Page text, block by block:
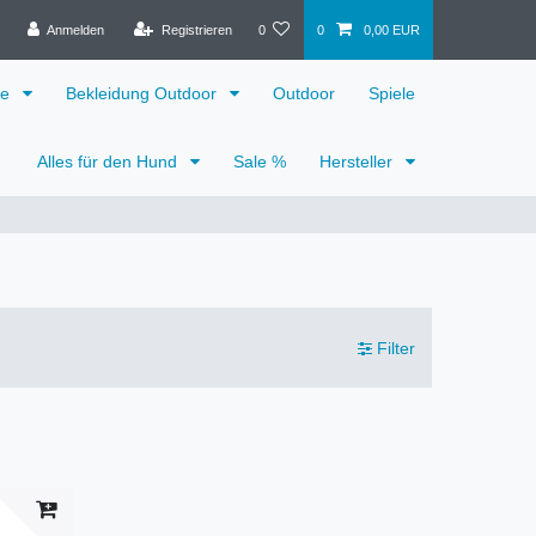
Anmelden Registrieren 0 0 0,00 EUR
Bekleidung Outdoor Outdoor Spiele
Alles für den Hund Sale % Hersteller
Filter